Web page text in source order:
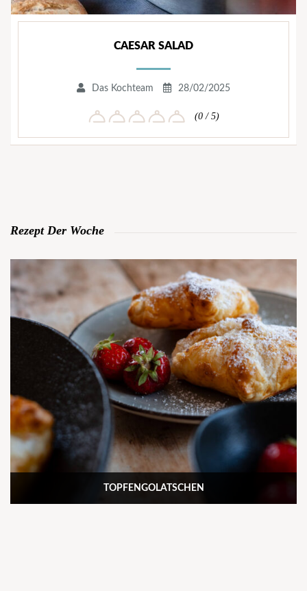
CAESAR SALAD
Das Kochteam 28/02/2025
(0 / 5)
Rezept Der Woche
TOPFENGOLATSCHEN